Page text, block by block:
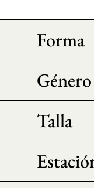
Forma
Género
Talla